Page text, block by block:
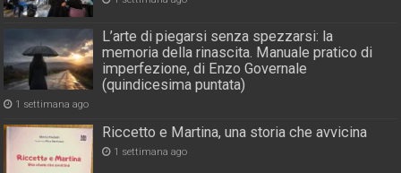
L’arte di piegarsi senza spezzarsi: la
memoria della rinascita. Manuale pratico di
imperfezione, di Enzo Governale
(quindicesima puntata)
1 settimana ago
Riccetto e Martina, una storia che avvicina
1 settimana ago